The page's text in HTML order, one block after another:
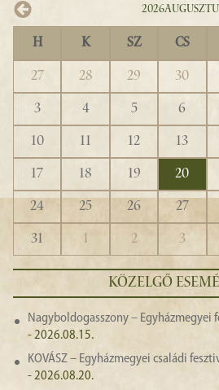
2026
H K SZ CS
27 28 29 30
3
4 5 6
10
11 12 13
17
18 19 20
24
25 26 27
31
1 2 3
KÖZELGŐ
Nagyboldogasszony – Egyházmegyei
- 2026.08.15.
KOVÁSZ – Egyházmegyei családi
- 2026.08.20.